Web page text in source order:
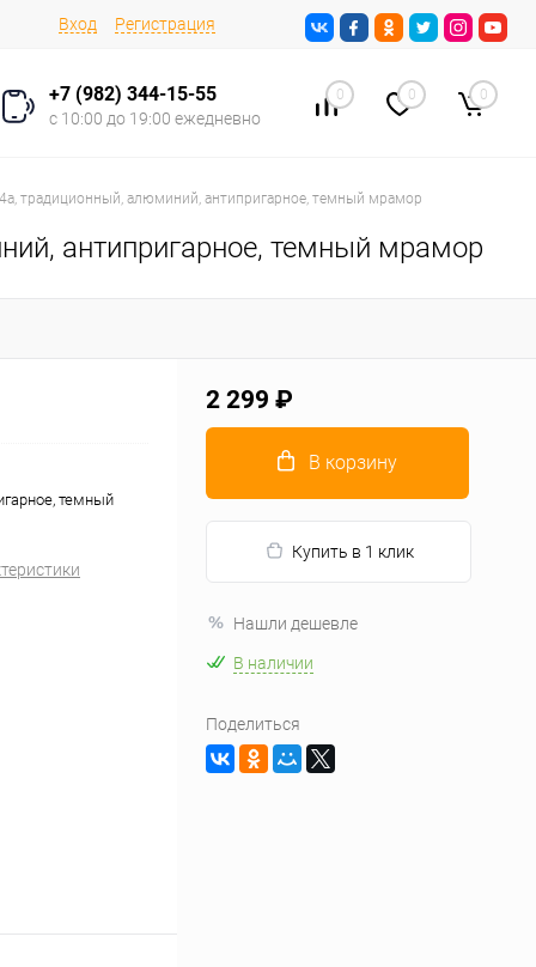
Вход Регистрация
+7 (982) 344-15-55
с 10:00 до 19:00 ежедневно
0 0 0
традиционный, алюминий, антипригарное, темный мрамор
антипригарное, темный мрамор
темный
2 299 ₽
В корзину
Купить в 1 клик
Нашли дешевле
В наличии
Поделиться